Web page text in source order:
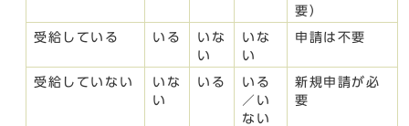
要）
受給している いる
いな
い
いな
い
申請は不要
受給していない
いな
い
いる
いる
／い
ない
新規申請が必
要